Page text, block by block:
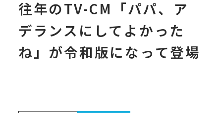
往年のTV-CM「パパ、ア
デランスにしてよかった
ね」が令和版になって登場